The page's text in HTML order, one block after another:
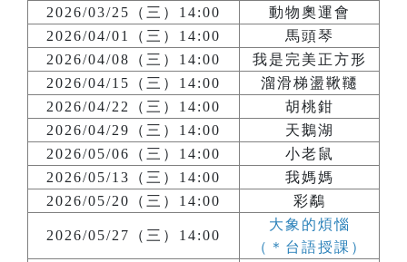
2026/03/25（三）14:00
動物奧運會
2026/04/01（三）14:00
馬頭琴
2026/04/08（三）14:00
我是完美正方形
2026/04/15（三）14:00
溜滑梯盪鞦韆
2026/04/22（三）14:00
胡桃鉗
2026/04/29（三）14:00
天鵝湖
2026/05/06（三）14:00
小老鼠
2026/05/13（三）14:00
我媽媽
2026/05/20（三）14:00
彩鷸
2026/05/27（三）14:00
大象的煩惱
（＊台語授課）